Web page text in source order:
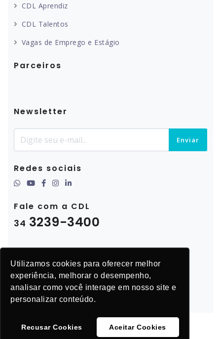
Utilizamos cookies para oferecer melhor
experiência, melhorar o desempenho,
analisar como você interage em nosso site e
personalizar conteúdo.
Recusar Cookies Aceitar Cookies
CDL Aprendiz
CDL Talentos
Vagas de Emprego e Estágio
Parceiros
Newsletter
Enviar
Redes sociais
Fale com a CDL
34 3239-3400
© CDL Uberlândia 2025